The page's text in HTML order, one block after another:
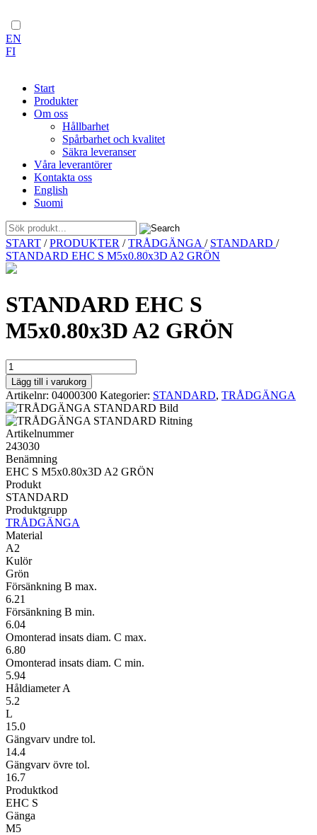
EN
FI
Start
Produkter
Om oss
Hållbarhet
Spårbarhet och kvalitet
Säkra leveranser
Våra leverantörer
Kontakta oss
English
Suomi
Skip
to
content
START /PRODUKTER /TRÅDGÄNGA / STANDARD /
STANDARD EHC S M5x0.80x3D A2 GRÖN
STANDARD EHC S
M5x0.80x3D A2 GRÖN
STANDARD
EHC
S
M5x0.80x3D
A2
GRÖN
mängd
Lägg till i varukorg
Artikelnr: 04000300 Kategorier: STANDARD, TRÅDGÄNGA
Artikelnummer
243030
Benämning
EHC S M5x0.80x3D A2 GRÖN
Produkt
STANDARD
Produktgrupp
TRÅDGÄNGA
Material
A2
Kulör
Grön
Försänkning B max.
6.21
Försänkning B min.
6.04
Omonterad insats diam. C max.
6.80
Omonterad insats diam. C min.
5.94
Håldiameter A
5.2
L
15.0
Gängvarv undre tol.
14.4
Gängvarv övre tol.
16.7
Produktkod
EHC S
Gänga
M5